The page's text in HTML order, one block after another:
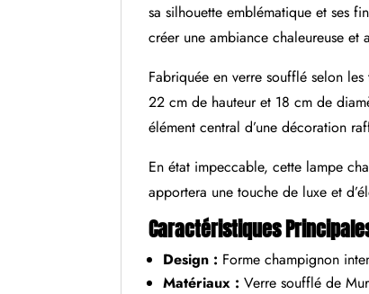
sa silhouette emblématique et ses
créer une ambiance chaleureuse et
Fabriquée en verre soufflé selon
22 cm de hauteur et 18 cm de
élément central d’une décoration
En état impeccable, cette lampe
apportera une touche de luxe et
Caractéristiques
Design : Forme champignon
Matériaux : Verre soufflé de